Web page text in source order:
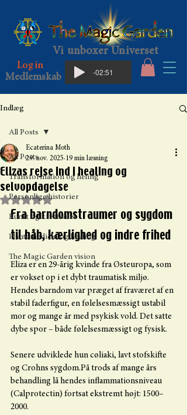
Vi unboxer Universet
Log in
Medlemskab
-02:51
Indlæg
All Posts
Transformation og heling
Personlige historier
Kunst og kreativitet
Plantemedicin og healing
The Magic Garden vision
All Posts
Elizas rejse ind i healing og
selvopdagelse
Ecaterina Moth
29. nov. 2025 19 min læsning
Bedømt til NaN ud af 5 stjerner.
Fra barndomstraumer og sygdom
til håb, kærlighed og indre frihed
Eliza er en 29-årig kvinde fra Østeuropa, som
er vokset op i et dybt traumatisk miljø.
Hendes barndom var præget af fraværet af en
stabil faderfigur, en følelsesmæssigt ustabil
mor og mange år med psykisk vold. Det satte
dybe spor – både følelsesmæssigt og fysisk.
Senere udviklede hun cøliaki, lavt stofskifte
og Crohns sygdom.På trods af mange års
behandling lå hendes inflammationsniveau
(Calprotectin) fortsat ekstremt højt: 1500–
2000.